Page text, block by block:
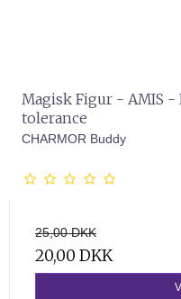
Magisk Figur - AMIS -
tolerance
CHARMOR Buddy
25,00 DKK
20,00 DKK